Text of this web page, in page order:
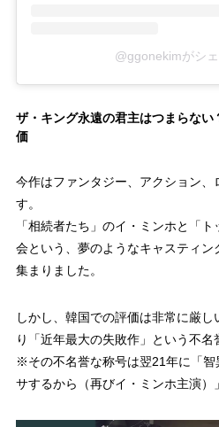
@ggonekimがシ
ザ・キング永遠の君主はつまらな
価
今作はファンタジー、アクション、
す。
「相続者たち」のイ・ミンホと「
会という、夢のようなキャスティ
集まりました。
しかし、韓国での評価は非常に厳
り「近年最大の失敗作」という不名
※その不名誉な称号は翌21年に「智
サするから（再びイ・ミンホ主演）